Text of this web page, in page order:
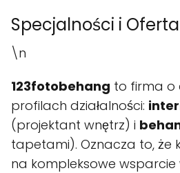
Specjalności i
\n
123fotobehang to firma o
profilach działalności:
(projektant wnętrz) i
tapetami). Oznacza to, że
na kompleksowe